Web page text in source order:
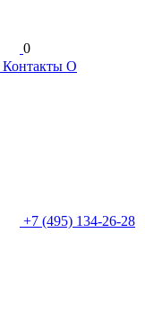
0
Контакты О
+7 (495) 134-26-28